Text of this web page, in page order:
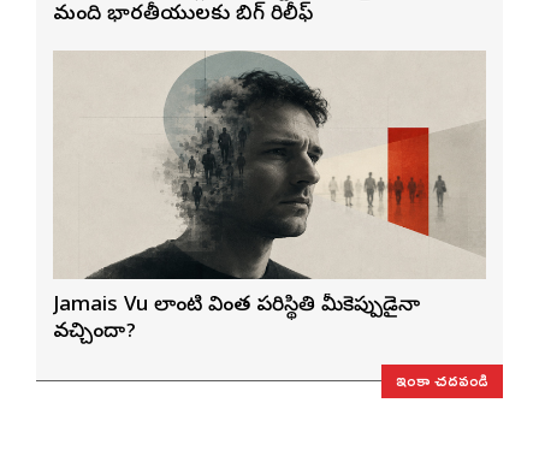
మంది భారతీయులకు బిగ్ రిలీఫ్
Jamais Vu లాంటి వింత పరిస్థితి మీకెప్పుడైనా
వచ్చిందా?
ఇంకా చదవండి